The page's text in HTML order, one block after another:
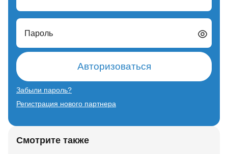
Пароль
Авторизоваться
Забыли пароль?
Регистрация нового партнера
Смотрите также